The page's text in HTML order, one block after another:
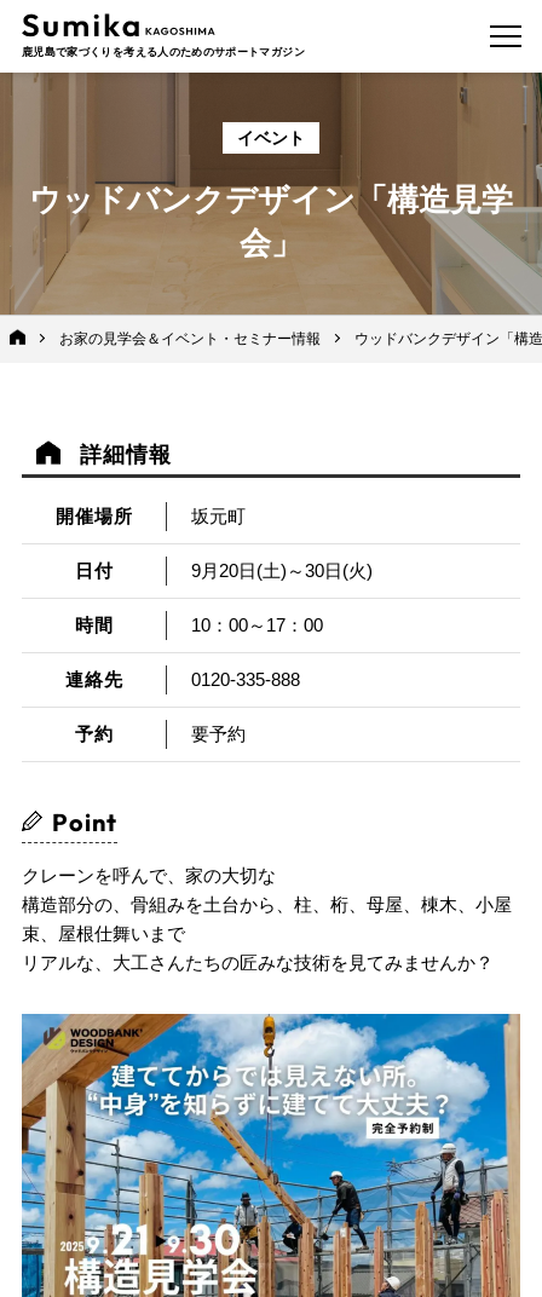
鹿児島で家づくりを考える人のためのサポートマガジン
イベント
ウッドバンクデザイン「構造見学
会」
お家の見学会＆イベント・セミナー情報 ウッドバンクデザイン「構
詳細情報
開催場所 坂元町
日付 9月20日(土)～30日(火)
時間 10：00～17：00
連絡先 0120-335-888
予約 要予約
Point
クレーンを呼んで、家の大切な
構造部分の、骨組みを土台から、柱、桁、母屋、棟木、小屋
束、屋根仕舞いまで
リアルな、大工さんたちの匠みな技術を見てみませんか？